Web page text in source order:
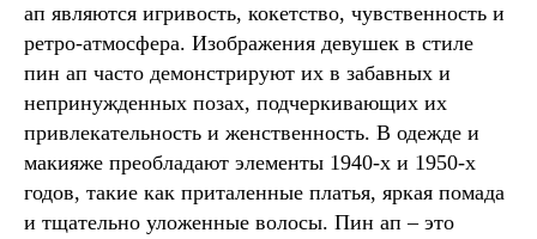
ап являются игривость, кокетство, чувственность и
ретро-атмосфера. Изображения девушек в стиле
пин ап часто демонстрируют их в забавных и
непринужденных позах, подчеркивающих их
привлекательность и женственность. В одежде и
макияже преобладают элементы 1940-х и 1950-х
годов, такие как приталенные платья, яркая помада
и тщательно уложенные волосы. Пин ап – это